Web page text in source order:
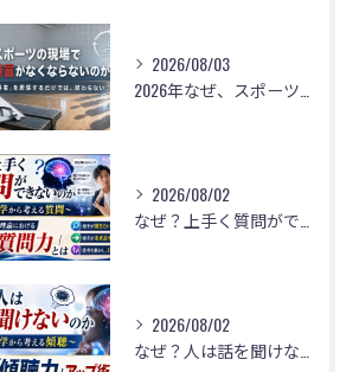
2026/08/03
2026/08/02
2026/08/02